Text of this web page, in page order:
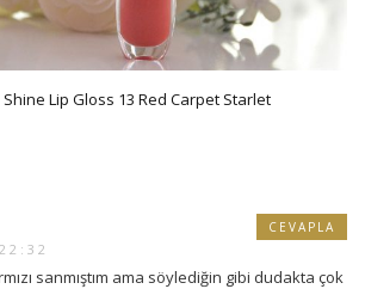
Lip Gloss 13 Red Carpet Starlet
sanmıştım ama söylediğin gibi dudakta çok
CEVAPLA